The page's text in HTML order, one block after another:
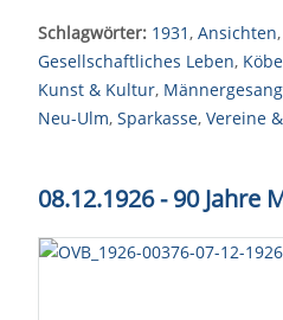
Schlagwörter: 1931, Ansichten,
Gesellschaftliches Leben,
Kunst & Kultur,
Neu-Ulm, Sparkasse, Vereine
08.12.1926 - 90 Jahre